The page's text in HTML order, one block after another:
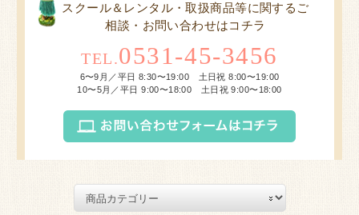
スクール＆レンタル・取扱商品等に関するご
相談・お問い合わせはコチラ
TEL.0531-45-3456
6〜9月／平日 8:30〜19:00 土日祝 8:00〜19:00
10〜5月／平日 9:00〜18:00 土日祝 9:00〜18:00